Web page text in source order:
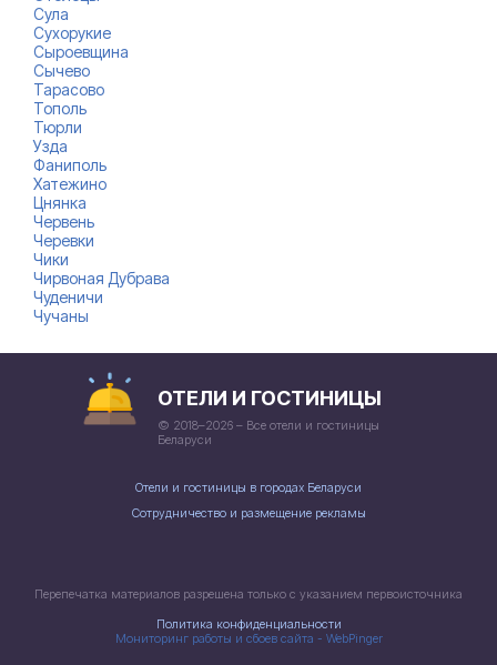
Сула
Сухорукие
Сыроевщина
Сычево
Тарасово
Тополь
Тюрли
Узда
Фаниполь
Хатежино
Цнянка
Червень
Черевки
Чики
Чирвоная Дубрава
Чуденичи
Чучаны
ОТЕЛИ И ГОСТИНИЦЫ
© 2018–2026 – Все отели и гостиницы
Беларуси
Отели и гостиницы в городах Беларуси
Сотрудничество и размещение рекламы
Перепечатка материалов разрешена только с указанием первоисточника
Политика конфиденциальности
Мониторинг работы и сбоев сайта - WebPinger